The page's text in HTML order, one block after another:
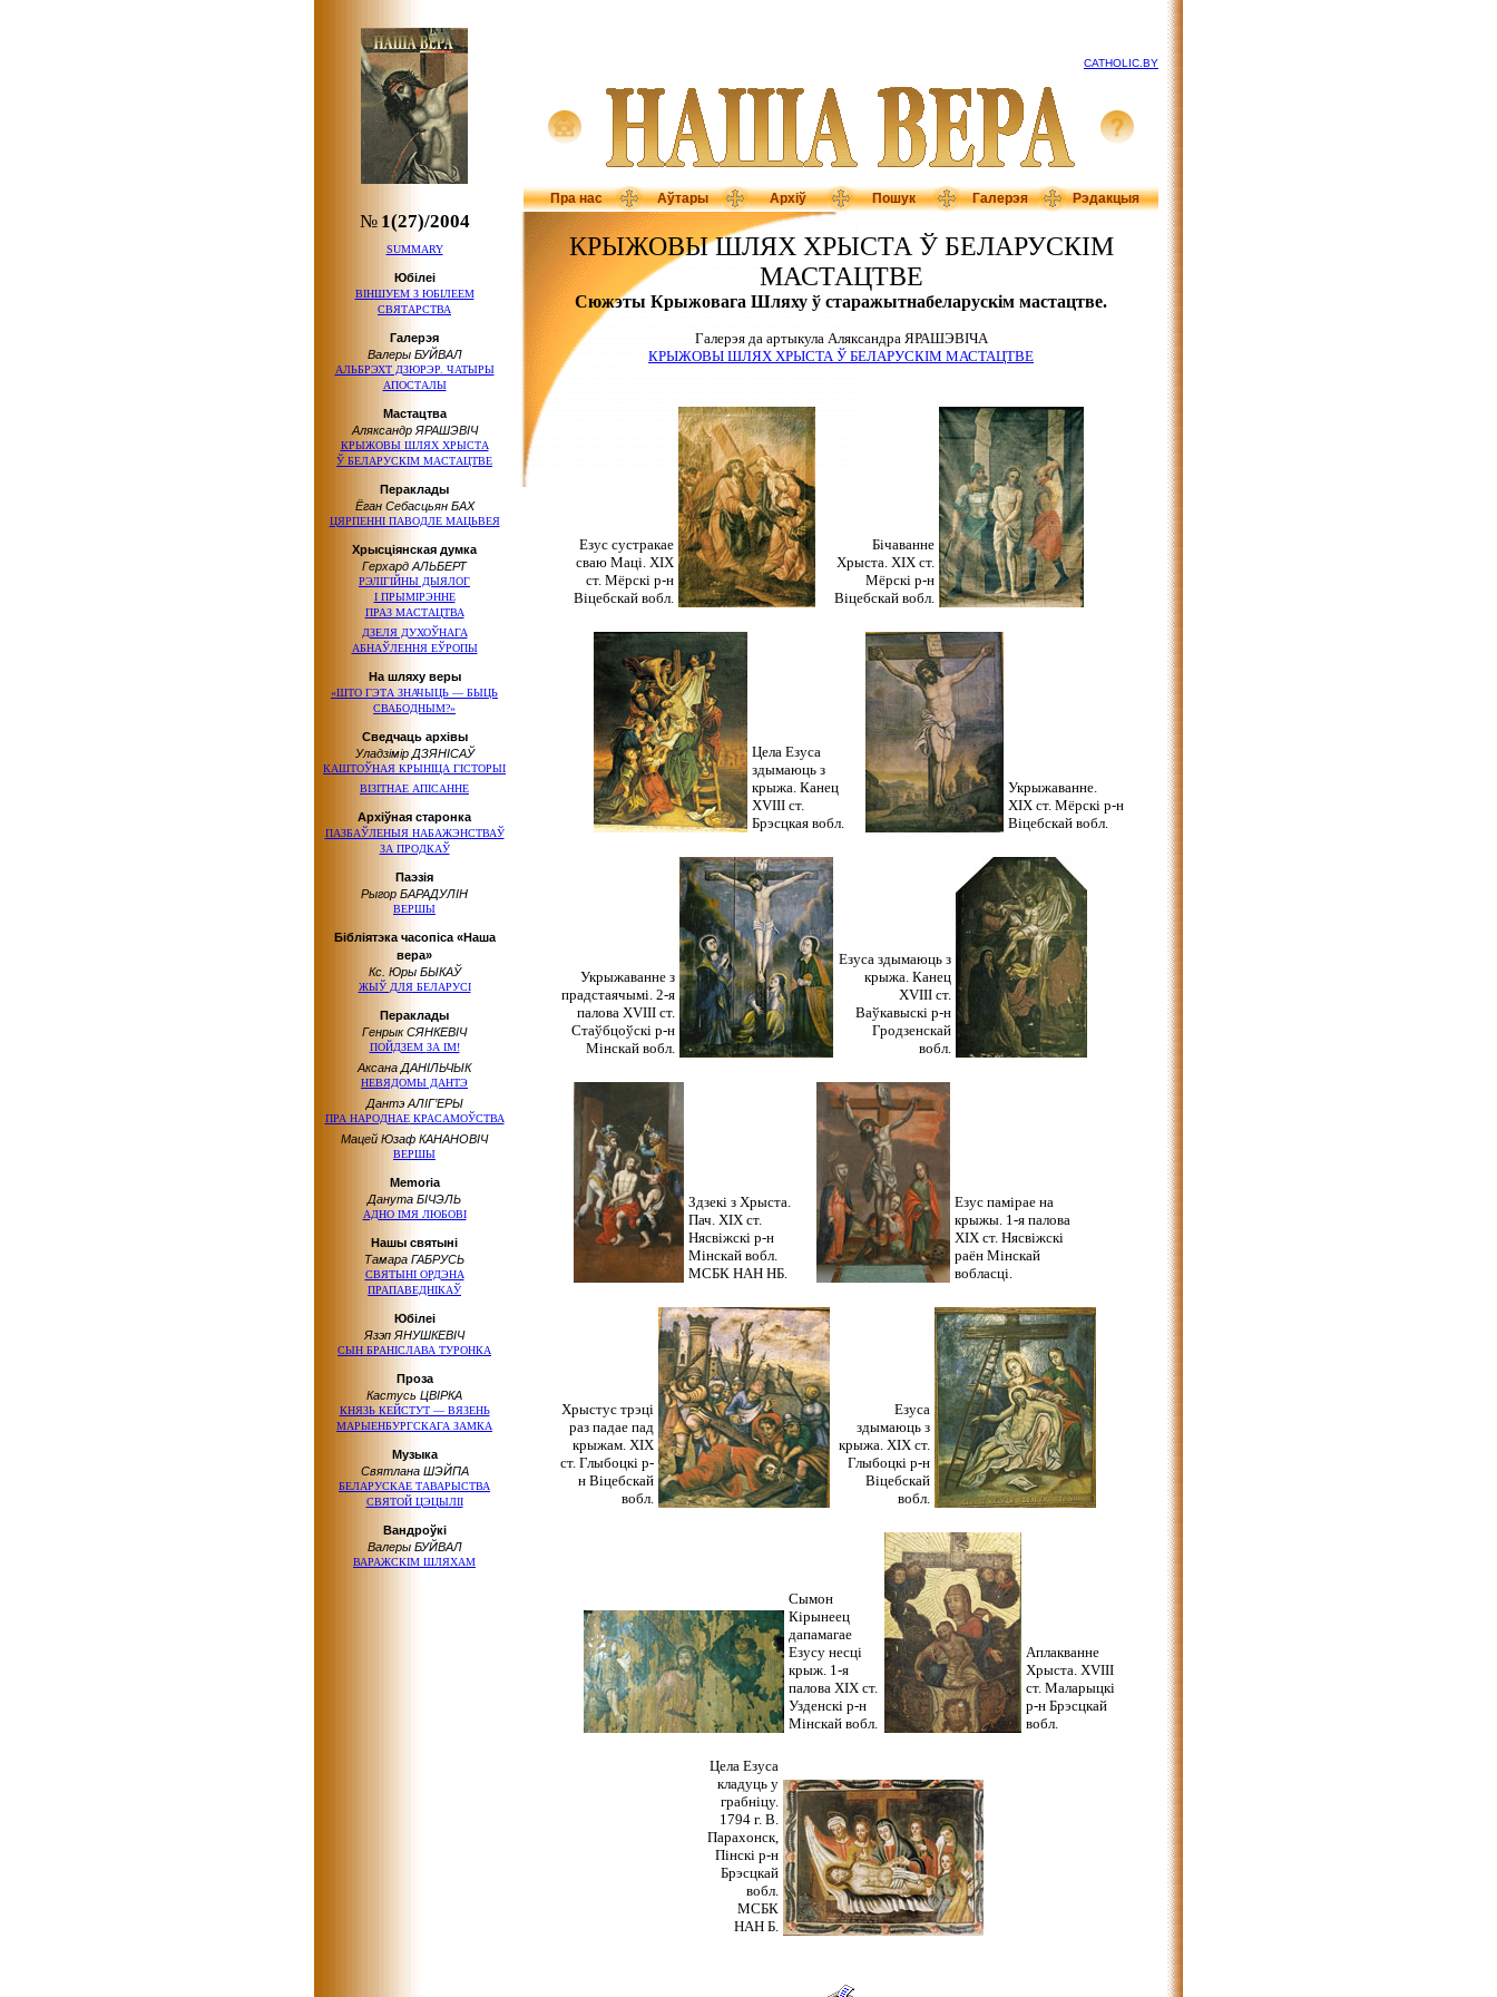
CATHOLIC.BY
Пра нас Аўтары Архіў Пошук Галерэя Рэдакцыя
№ 1(27)/2004
SUMMARY
Юбілеі
ВІНШУЕМ З ЮБІЛЕЕМ
СВЯТАРСТВА
Галерэя
Валеры БУЙВАЛ
АЛЬБРЭХТ ДЗЮРЭР. ЧАТЫРЫ
АПОСТАЛЫ
Мастацтва
Аляксандр ЯРАШЭВІЧ
КРЫЖОВЫ ШЛЯХ ХРЫСТА
Ў БЕЛАРУСКІМ МАСТАЦТВЕ
Пераклады
Ёган Себасцьян БАХ
ЦЯРПЕННІ ПАВОДЛЕ МАЦЬВЕЯ
Хрысціянская думка
Герхард АЛЬБЕРТ
РЭЛІГІЙНЫ ДЫЯЛОГ
І ПРЫМІРЭННЕ
ПРАЗ МАСТАЦТВА
ДЗЕЛЯ ДУХОЎНАГА
АБНАЎЛЕННЯ ЕЎРОПЫ
На шляху веры
«ШТО ГЭТА ЗНАЧЫЦЬ — БЫЦЬ
СВАБОДНЫМ?»
Сведчаць архівы
Уладзімір ДЗЯНІСАЎ
КАШТОЎНАЯ КРЫНІЦА ГІСТОРЫІ
ВІЗІТНАЕ АПІСАННЕ
Архіўная старонка
ПАЗБАЎЛЕНЫЯ НАБАЖЭНСТВАЎ
ЗА ПРОДКАЎ
Паэзія
Рыгор БАРАДУЛІН
ВЕРШЫ
Бібліятэка часопіса «Наша
вера»
Кс. Юры БЫКАЎ
ЖЫЎ ДЛЯ БЕЛАРУСІ
Пераклады
Генрык СЯНКЕВІЧ
ПОЙДЗЕМ ЗА ІМ!
Аксана ДАНІЛЬЧЫК
НЕВЯДОМЫ ДАНТЭ
Дантэ АЛІГ’ЕРЫ
ПРА НАРОДНАЕКРАСАМОЎСТВА
Мацей Юзаф КАНАНОВІЧ
ВЕРШЫ
Memoria
Данута БІЧЭЛЬ
АДНО ІМЯ ЛЮБОВІ
Нашы святыні
Тамара ГАБРУСЬ
СВЯТЫНІ ОРДЭНА
ПРАПАВЕДНІКАЎ
Юбілеі
Язэп ЯНУШКЕВІЧ
СЫН БРАНІСЛАВА ТУРОНКА
Проза
Кастусь ЦВІРКА
КНЯЗЬ КЕЙСТУТ — ВЯЗЕНЬ
МАРЫЕНБУРГСКАГА ЗАМКА
Музыка
Святлана ШЭЙПА
БЕЛАРУСКАЕ ТАВАРЫСТВА
СВЯТОЙ ЦЭЦЫЛІІ
Вандроўкі
Валеры БУЙВАЛ
ВАРАЖСКІМ ШЛЯХАМ
КРЫЖОВЫ ШЛЯХ ХРЫСТА Ў БЕЛАРУСКІМ
МАСТАЦТВЕ
Сюжэты Крыжовага Шляху ў старажытнабеларускім мастацтве.
Галерэя да артыкула Аляксандра ЯРАШЭВІЧА
КРЫЖОВЫ ШЛЯХ ХРЫСТА Ў БЕЛАРУСКІМ МАСТАЦТВЕ
Езус сустракае
сваю Маці. XIX
ст. Мёрскі р-н
Віцебскай вобл.
Бічаванне
Хрыста. XIX ст.
Мёрскі р-н
Віцебскай вобл.
Цела Езуса
здымаюць з
крыжа. Канец
XVIII ст.
Брэсцкая вобл.
Укрыжаванне.
XIX ст. Мёрскі р-н
Віцебскай вобл.
Укрыжаванне з
прадстаячымі. 2-я
палова XVIII ст.
Стаўбцоўскі р-н
Мінскай вобл.
Езуса здымаюць з
крыжа. Канец
XVIII ст.
Ваўкавыскі р-н
Гродзенскай
вобл.
Здзекі з Хрыста.
Пач. XIX ст.
Нясвіжскі р-н
Мінскай вобл.
МСБК НАН HБ.
Езус памірае на
крыжы. 1-я палова
ХIХ ст. Нясвіжскі
раён Мінскай
вобласці.
Хрыстус трэці
раз падае пад
крыжам. XIX
ст. Глыбоцкі р-
н Віцебскай
вобл.
Езуса
здымаюць з
крыжа. XIX ст.
Глыбоцкі р-н
Віцебскай
вобл.
Сымон
Кірынеец
дапамагае
Езусу несці
крыж. 1-я
палова XIX ст.
Узденскі р-н
Мінскай вобл.
Аплакванне
Хрыста. XVIII
ст. Маларыцкі
р-нБрэсцкай
вобл.
Цела Езуса
кладуць у
грабніцу.
1794 г. В.
Парахонск,
Пінскі р-н
Брэсцкай
вобл.
МСБК
НАН Б.